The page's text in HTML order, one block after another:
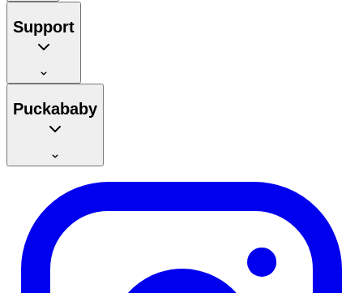
Support
Puckababy